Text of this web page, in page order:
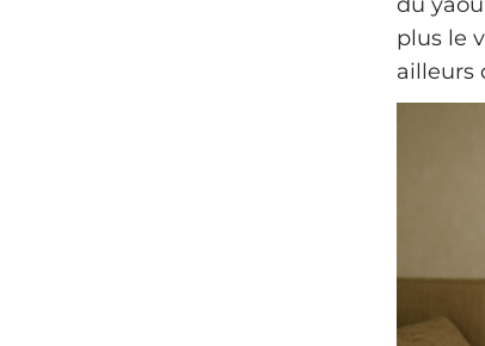
plus le
ailleurs